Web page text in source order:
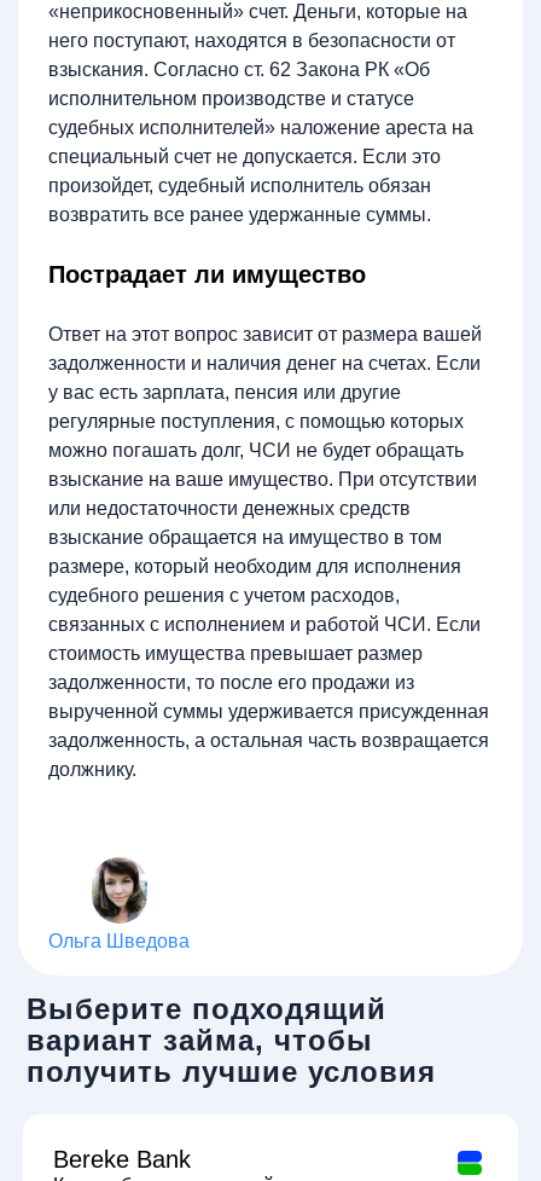
«неприкосновенный» счет. Деньги, которые на
него поступают, находятся в безопасности от
взыскания. Согласно ст. 62 Закона РК «Об
исполнительном производстве и статусе
судебных исполнителей» наложение ареста на
специальный счет не допускается. Если это
произойдет, судебный исполнитель обязан
возвратить все ранее удержанные суммы.
Пострадает ли имущество
Ответ на этот вопрос зависит от размера вашей
задолженности и наличия денег на счетах. Если
у вас есть зарплата, пенсия или другие
регулярные поступления, с помощью которых
можно погашать долг, ЧСИ не будет обращать
взыскание на ваше имущество. При отсутствии
или недостаточности денежных средств
взыскание обращается на имущество в том
размере, который необходим для исполнения
судебного решения с учетом расходов,
связанных с исполнением и работой ЧСИ. Если
стоимость имущества превышает размер
задолженности, то после его продажи из
вырученной суммы удерживается присужденная
задолженность, а остальная часть возвращается
должнику.
Ольга Шведова
Выберите подходящий
вариант займа, чтобы
получить лучшие условия
Bereke Bank